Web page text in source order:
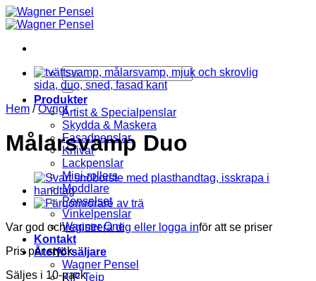
Skip
to
Sök
efter:
Produkter
Artist & Specialpenslar
Skydda & Maskera
Fasadpenslar
Knivar
Lackpenslar
Mini-rollers
Moddlare
Penselset
Vinkelpenslar
Wagner One
Kontakt
Återförsäljare
Wagner Pensel
KIP Tejp
Hem / Övrigt
Målarsvamp Duo
Var god ochregistrera dig eller logga inför att se priser
Pris per styck
Säljes i 10-pack